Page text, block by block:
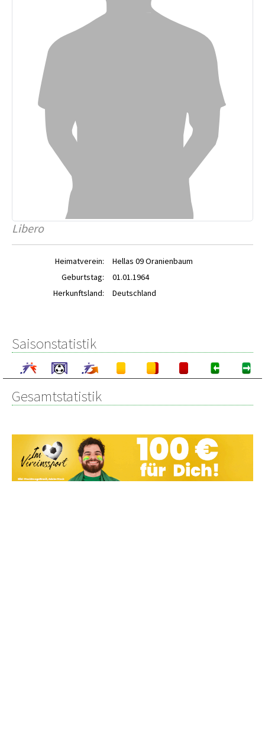
Libero
Heimatverein:
Hellas 09 Oranienbaum
Geburtstag:
01.01.1964
Herkunftsland:
Deutschland
Saisonstatistik
Gesamtstatistik